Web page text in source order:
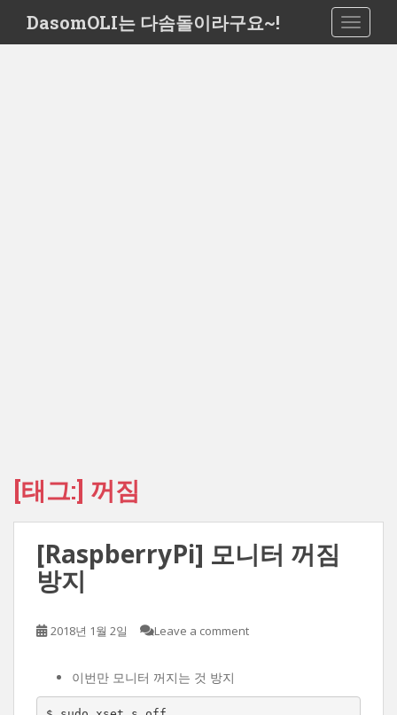
i
DasomOLI는 다솜돌이라구요~!
[태그:] 꺼짐
[RaspberryPi] 모니터 꺼짐
방지
2018년 1월 2일 Leave a comment
이번만 모니터 꺼지는 것 방지